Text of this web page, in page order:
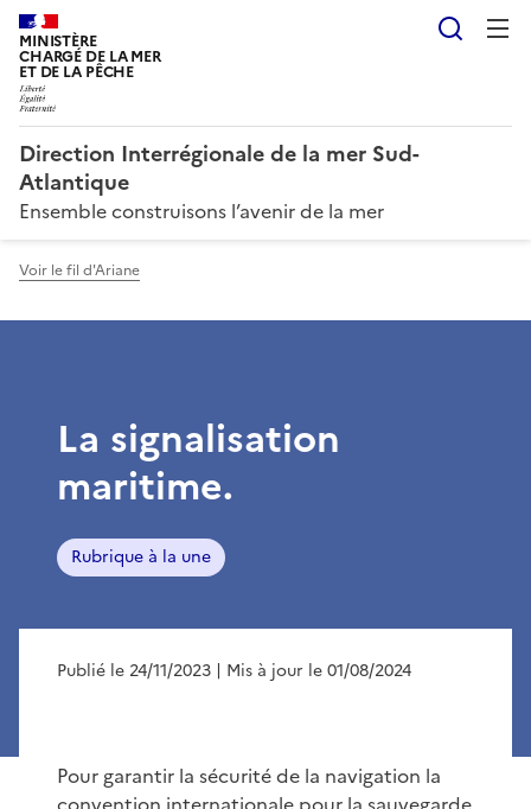
MINISTÈRE
CHARGÉ DE LA MER
ET DE LA PÊCHE
Direction Interrégionale de la mer Sud-
Atlantique
Ensemble construisons l’avenir de la mer
Voir le fil d'Ariane
La signalisation
maritime.
Rubrique à la une
Publié le 24/11/2023 | Mis à jour le 01/08/2024
Pour garantir la sécurité de la navigation la